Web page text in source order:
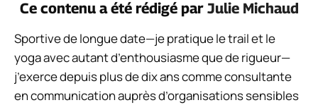
Ce contenu a été rédigé par Julie Michaud
Sportive de longue date—je pratique le trail et le
yoga avec autant d’enthousiasme que de rigueur—
j’exerce depuis plus de dix ans comme consultante
en communication auprès d’organisations sensibles